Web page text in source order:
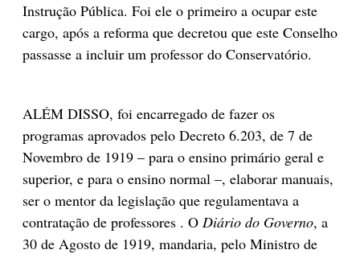
Instrução Pública. Foi ele o primeiro a ocupar este
cargo, após a reforma que decretou que este Conselho
passasse a incluir um professor do Conservatório.
ALÉM DISSO, foi encarregado de fazer os
programas aprovados pelo Decreto 6.203, de 7 de
Novembro de 1919 – para o ensino primário geral e
superior, e para o ensino normal –, elaborar manuais,
ser o mentor da legislação que regulamentava a
contratação de professores . O Diário do Governo, a
30 de Agosto de 1919, mandaria, pelo Ministro de